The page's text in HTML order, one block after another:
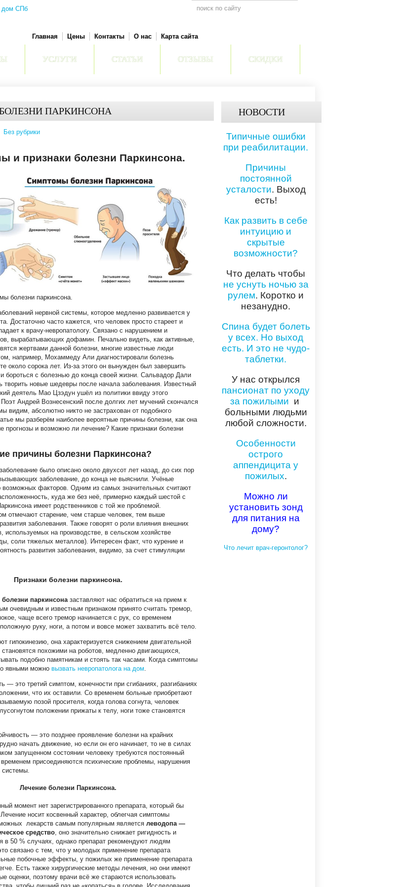
Главная Цены Контакты О нас Карта сайта
УСЛУГИ СТАТЬИ ОТЗЫВЫ СКИДКИ
НОВОСТИ
Типичные ошибки
при реабилитации.
Причины
постоянной
усталости. Выход
есть!
Как развить в себе
интуицию и
скрытые
возможности?
Что делать чтобы
не уснуть ночью за
рулем. Коротко и
незанудно.
Спина будет болеть
у всех. Но выход
есть. И это не чудо-
таблетки.
У нас открылся
пансионат по уходу
за пожилыми и
больными людьми
любой сложности.
Особенности
острого
аппендицита у
пожилых.
Можно ли
установить зонд
для питания на
дому?
Что лечит врач-геронтолог?
ПАРКИНСОНА
Без рубрики
и признаки болезни Паркинсона.
болезни паркинсона.
нервной системы, которое медленно развивается у
Достаточно часто кажется, что человек просто стареет и
к врачу-невропатологу. Связано с нарушением и
вырабатывающих дофамин. Печально видеть, как активные,
жертвами данной болезни, многие известные люди
например, Мохаммеду Али диагностировали болезнь
около сорока лет. Из-за этого он вынужден был завершить
бороться с болезнью до конца своей жизни. Сальвадор Дали
творить новые шедевры после начала заболевания. Известный
деятель Мао Цзэдун ушёл из политики ввиду этого
Андрей Вознесенский после долгих лет мучений скончался
видим, абсолютно никто не застрахован от подобного
мы разберём наиболее вероятные причины болезни, как она
прогнозы и возможно ли лечение? Какие признаки болезни
причины болезни Паркинсона?
было описано около двухсот лет назад, до сих пор
заболевание, до конца не выяснили. Учёные
возможных факторов. Одним из самых значительных считают
куда же без неё, примерно каждый шестой с
имеет родственников с той же проблемой.
отмечают старение, чем старше человек, тем выше
заболевания. Также говорят о роли влияния внешних
используемых на производстве, в сельском хозяйстве
соли тяжелых металлов). Интересен факт, что курение и
развития заболевания, видимо, за счет стимуляции
Признаки болезни паркинсона.
паркинсоназаставляют нас обратиться на прием к
очевидным и известным признаком принято считать тремор,
чаще всего тремор начинается с рук, со временем
руку, ноги, а потом и вовсе может захватить всё тело.
она характеризуется снижением двигательной
становятся похожими на роботов, медленно двигающихся,
подобно памятникам и стоять так часами. Когда симптомы
явными можно вызвать невропатолога на дом.
— это третий симптом, конечности при сгибаниях, разгибаниях
что их оставили. Со временем больные приобретают
позой просителя, когда голова согнута, человек
положении прижаты к телу, ноги тоже становятся
— это позднее проявление болезни на крайних
начать движение, но если он его начинает, то не в силах
запущенном состоянии человеку требуются постоянный
присоединяются психические проблемы, нарушения
системы.
Лечение болезни Паркинсона.
момент нет зарегистрированного препарата, который бы
носит косвенный характер, облегчая симптомы
лекарств самым популярным является леводопа —
средство , оно значительно снижает ригидность и
в 50 % случаях, однако препарат рекомендуют людям
связано с тем, что у молодых применение препарата
побочные эффекты, у пожилых же применение препарата
Есть также хирургические методы лечения, но они имеют
оценки, поэтому врачи всё же стараются использовать